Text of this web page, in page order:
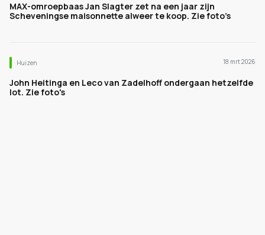
MAX-omroepbaas Jan Slagter zet na een jaar zijn
Scheveningse maisonnette alweer te koop. Zie foto’s
Huizen 18 mrt 2026
John Heitinga en Leco van Zadelhoff ondergaan hetzelfde
lot. Zie foto's